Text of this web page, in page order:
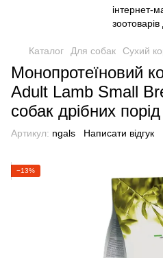
Каталог Для собак Сухий
Монопротеїновий
Adult Lamb Small
собак дрібних
Артикул: ngals Написати відгук
−13%